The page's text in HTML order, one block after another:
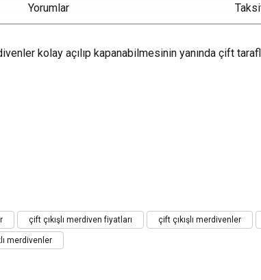
Yorumlar
kolay açılıp kapanabilmesinin yanında çift
Bu ürüne ilk yorumu siz yapın!
çift çıkışlı merdiven fiyatları çift çıkışlı merdivenler
merdivenler